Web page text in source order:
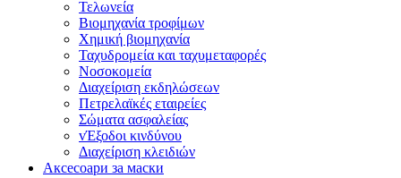
Τελωνεία
Βιομηχανία τροφίμων
Χημική βιομηχανία
Ταχυδρομεία και ταχυμεταφορές
Νοσοκομεία
Διαχείριση εκδηλώσεων
Πετρελαϊκές εταιρείες
Σώματα ασφαλείας
vΈξοδοι κινδύνου
Διαχείριση κλειδιών
Аксесоари за маски